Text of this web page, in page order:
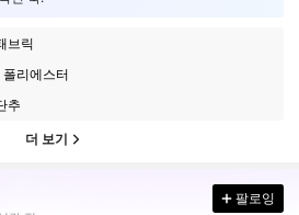
브릭
리에스터
추
더 보기
팔로잉